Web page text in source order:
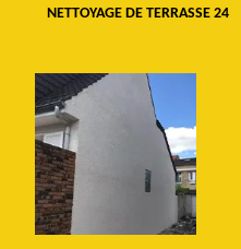
NETTOYAGE DE TERRASSE 24